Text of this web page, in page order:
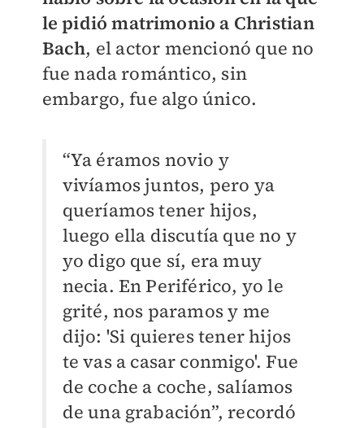
le pidió matrimonio a Christian
Bach, el actor mencionó que no
fue nada romántico, sin
embargo, fue algo único.
“Ya éramos novio y
vivíamos juntos, pero ya
queríamos tener hijos,
luego ella discutía que no y
yo digo que sí, era muy
necia. En Periférico, yo le
grité, nos paramos y me
dijo: 'Si quieres tener hijos
te vas a casar conmigo'. Fue
de coche a coche, salíamos
de una grabación”, recordó